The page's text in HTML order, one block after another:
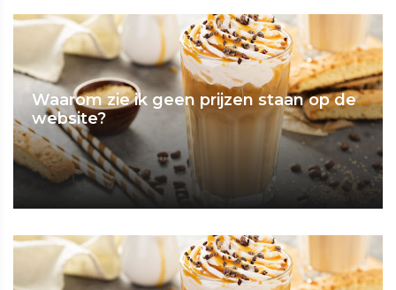
Waarom zie ik geen prijzen staan op de
website?